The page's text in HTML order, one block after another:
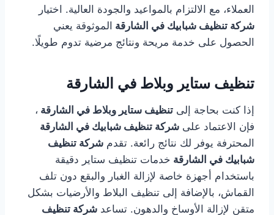
العملاء، مع الالتزام بالمواعيد والجودة العالية. اختيار
شركة تنظيف شبابيك في الشارقة الموثوقة يعني
الحصول على خدمة مريحة ونتائج مرضية تدوم طويلًا.
تنظيف ستاير وبلاط في الشارقة
إذا كنت بحاجة إلى تنظيف ستاير وبلاط في الشارقة ،
فإن الاعتماد على شركة تنظيف شبابيك في الشارقة
المحترفة يوفر لك نتائج رائعة. تقدم شركة تنظيف
شبابيك في الشارقة خدمات تنظيف ستاير دقيقة
باستخدام أجهزة خاصة لإزالة الغبار والبقع دون تلف
القماش، بالإضافة إلى تنظيف البلاط والأرضيات بشكل
متقن لإزالة الأوساخ والدهون. تساعد شركة تنظيف